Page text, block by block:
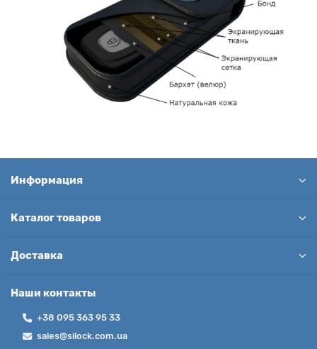
Информация
Каталог товаров
Доставка
Наши контакты
+38 095 363 95 33
sales@silock.com.ua